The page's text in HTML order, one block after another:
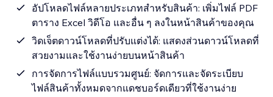
อัปโหลดไฟล์หลายประเภทสำหรับสินค้า: เพิ่มไฟล์ PDF
ตาราง Excel วิดีโอ และอื่น ๆ ลงในหน้าสินค้าของคุณ
วิดเจ็ตดาวน์โหลดที่ปรับแต่งได้: แสดงส่วนดาวน์โหลดที่
สวยงามและใช้งานง่ายบนหน้าสินค้า
การจัดการไฟล์แบบรวมศูนย์: จัดการและจัดระเบียบ
ไฟล์สินค้าทั้งหมดจากแดชบอร์ดเดียวที่ใช้งานง่าย